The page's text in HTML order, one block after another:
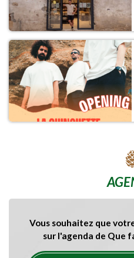
Vous souhaitez que
sur l'agenda de Que